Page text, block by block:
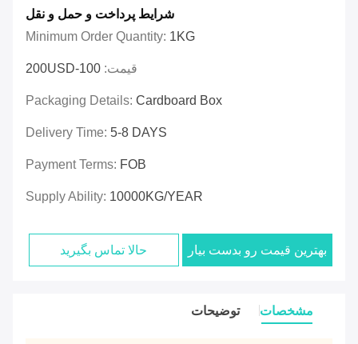
شرایط پرداخت و حمل و نقل
Minimum Order Quantity: 1KG
قیمت: 100-200USD
Packaging Details: Cardboard Box
Delivery Time: 5-8 DAYS
Payment Terms: FOB
Supply Ability: 10000KG/YEAR
بهترین قیمت رو بدست بیار حالا تماس بگیرید
مشخصات توضیحات